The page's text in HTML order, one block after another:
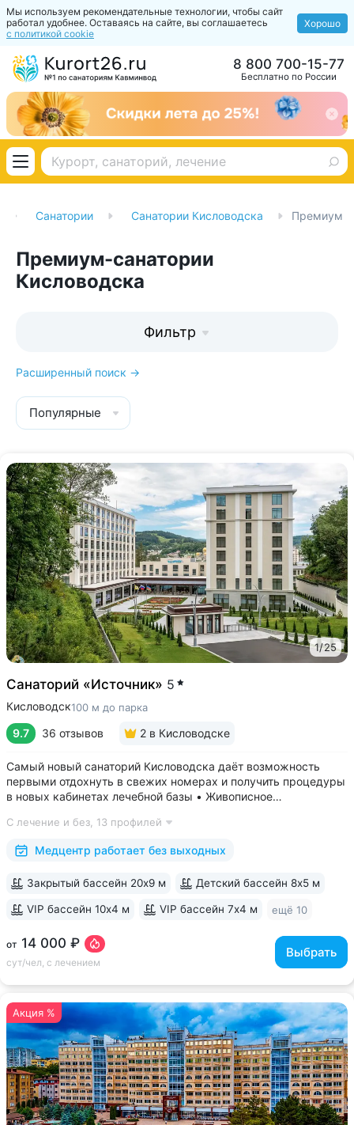
Мы используем рекомендательные технологии, чтобы сайт
работал удобнее. Оставаясь на сайте, вы соглашаетесь
с политикой cookie
Хорошо
Бесплатно по России
8 800 700-15-77
Санатории Санатории Кисловодска Премиум
Премиум-санатории
Кисловодска
Фильтр
Расширенный поиск →
Популярные
1/25
Санаторий «Источник» 5
Кисловодск100 м до парка
9.7 36 отзывов 2 в Кисловодске
Самый новый санаторий Кисловодска даёт возможность
первыми отдохнуть в свежих номерах и получить процедуры
в новых кабинетах лечебной базы • Живописное
галереей и Каскадной лестницей • Свой выход в Курортный
парк, поблизости проходят маршруты...
С лечение и без, 13 профилей
Медцентр работает без выходных
от 14 000 ₽
сут/чел, с лечением
Выбрать
Закрытый бассейн 20х9 м Детский бассейн 8х5 м
VIP бассейн 10х4 м VIP бассейн 7х4 м ещё 10
Акция %